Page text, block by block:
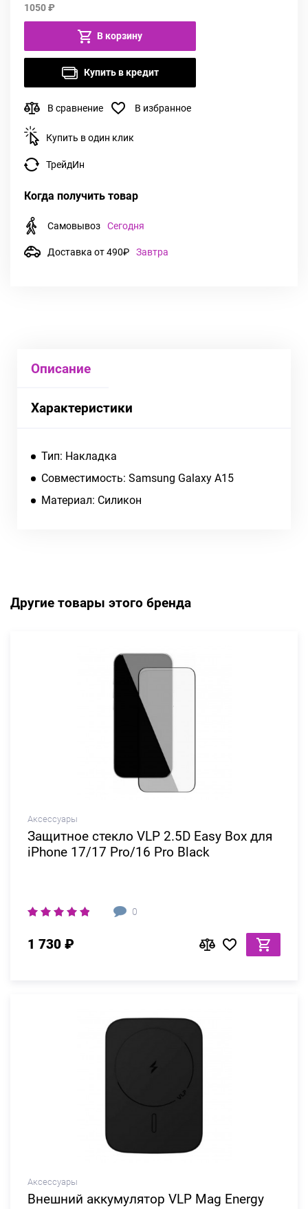
1050 ₽
В корзину
Купить в кредит
В сравнение В избранное
Купить в один клик
ТрейдИн
Когда получить товар
Самовывоз Сегодня
Доставка от 490₽ Завтра
Описание
Характеристики
Тип: Накладка
Совместимость: Samsung Galaxy A15
Материал: Силикон
Другие товары этого бренда
Аксессуары
Защитное стекло VLP 2.5D Easy Box для
iPhone 17/17 Pro/16 Pro Black
0
1 730 ₽
Аксессуары
Внешний аккумулятор VLP Mag Energy